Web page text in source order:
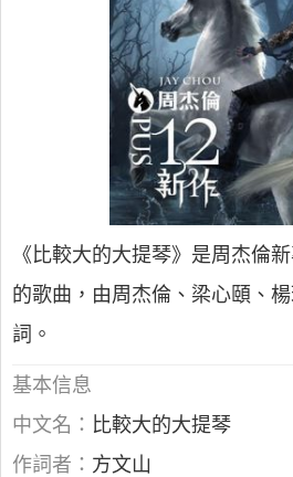
《比較大的大提琴》是周杰倫
的歌曲，由周杰倫、梁心頤、
詞。
基本信息
中文名： 比較大的大提琴
作詞者： 方文山